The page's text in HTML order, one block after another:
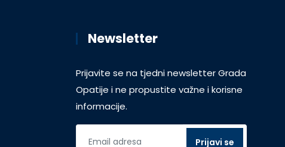
Newsletter
Prijavite se na tjedni newsletter Grada
Opatije i ne propustite važne i korisne
informacije.